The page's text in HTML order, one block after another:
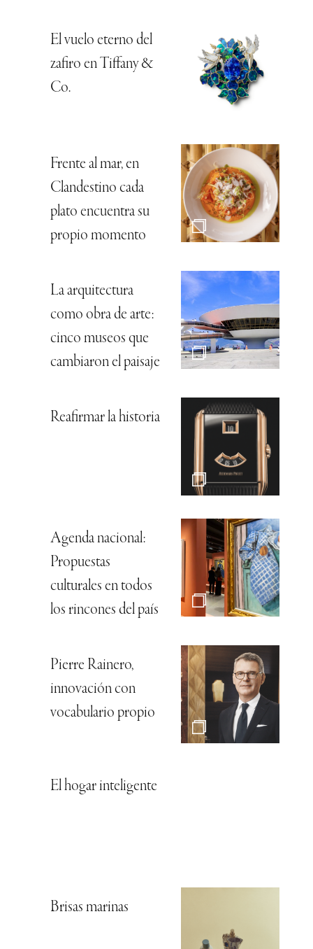
El vuelo eterno del
zafiro en Tiffany &
Co.
Frente al mar, en
Clandestino cada
plato encuentra su
propio momento
La arquitectura
como obra de arte:
cinco museos que
cambiaron el paisaje
Reafirmar la historia
Agenda nacional:
Propuestas
culturales en todos
los rincones del país
Pierre Rainero,
innovación con
vocabulario propio
El hogar inteligente
Brisas marinas